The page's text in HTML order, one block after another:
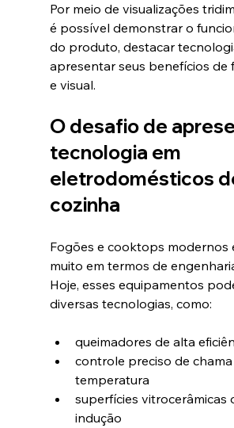
Por meio de visualizações
é possível demonstrar o
do produto, destacar
apresentar seus benefícios de
e visual.
O desafio de
tecnologia em
eletrodomésticos
cozinha
Fogões e cooktops modernos
muito em termos de
Hoje, esses equipamentos
diversas tecnologias, como:
queimadores de alta
controle preciso de
temperatura
superfícies vitrocerâmicas
indução